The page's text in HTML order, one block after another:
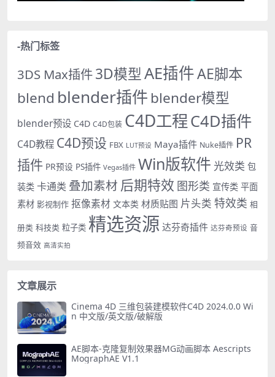
-热门标签
3DS Max插件3D模型AE插件AE脚本
blend blender插件 blender模型
blender预设 C4D C4D包装 C4D工程C4D插件
C4D教程 C4D预设 FBX LUT预设 Maya插件 Nuke插件 PR
插件 PR预设 PS插件 Vegas插件 Win版软件 光效类 包
装类 卡通类 叠加素材 后期特效 图形类 宣传类 平面
素材 影视制作 抠像素材 文本类 材质贴图 片头类 特效类 相
册类 科技类 粒子类 精选资源 达芬奇插件 达芬奇预设 音
频音效 高清实拍
文章展示
Cinema 4D 三维包装建模软件C4D 2024.0.0 Wi
n 中文版/英文版/破解版
AE脚本-克隆复制效果器MG动画脚本 Aescripts
MographAE V1.1